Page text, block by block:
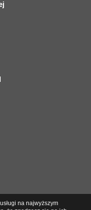
na najwyższym